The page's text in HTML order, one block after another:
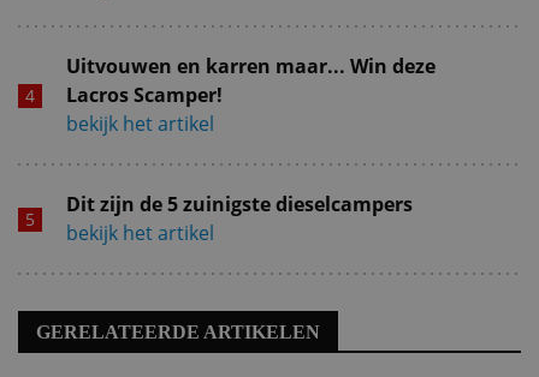
Uitvouwen en karren maar... Win deze
Lacros Scamper!
bekijk het artikel
Dit zijn de 5 zuinigste dieselcampers
bekijk het artikel
GERELATEERDE ARTIKELEN